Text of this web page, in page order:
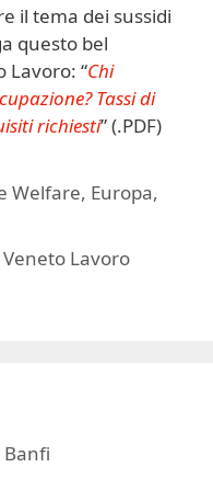
il tema dei sussidi
questo bel
Lavoro: “Chi
Tassi di
richiesti” (.PDF)
Welfare, Europa,
Veneto Lavoro
Banfi